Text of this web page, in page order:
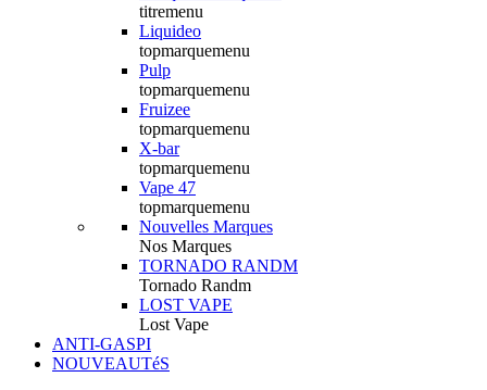
titremenu
Liquideo
topmarquemenu
Pulp
topmarquemenu
Fruizee
topmarquemenu
X-bar
topmarquemenu
Vape 47
topmarquemenu
Nouvelles Marques
Nos Marques
TORNADO RANDM
Tornado Randm
LOST VAPE
Lost Vape
ANTI-GASPI
NOUVEAUTéS